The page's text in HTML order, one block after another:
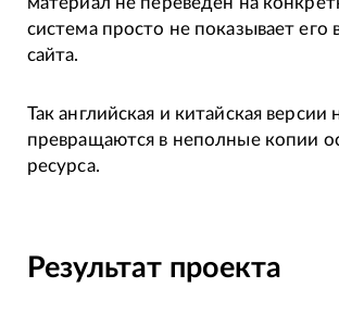
система просто не показывает его
сайта.
Так английская и китайская версии
превращаются в неполные копии
ресурса.
Результат проекта